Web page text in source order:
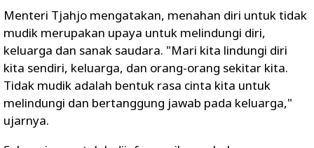
Menteri Tjahjo mengatakan, menahan diri untuk tidak
mudik merupakan upaya untuk melindungi diri,
keluarga dan sanak saudara. "Mari kita lindungi diri
kita sendiri, keluarga, dan orang-orang sekitar kita.
Tidak mudik adalah bentuk rasa cinta kita untuk
melindungi dan bertanggung jawab pada keluarga,"
ujarnya.